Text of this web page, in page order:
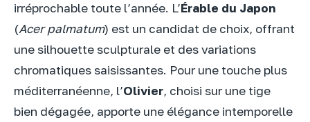
irréprochable toute l’année. L’Érable du Japon
(Acer palmatum) est un candidat de choix, offrant
une silhouette sculpturale et des variations
chromatiques saisissantes. Pour une touche plus
méditerranéenne, l’Olivier, choisi sur une tige
bien dégagée, apporte une élégance intemporelle